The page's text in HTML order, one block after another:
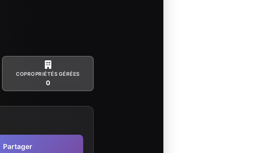
COPROPRIÉTÉS GÉRÉES
0
Partager